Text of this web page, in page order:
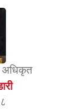
अधिकृत